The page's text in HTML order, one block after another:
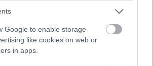
Google to enable storage
like cookies on web or
in apps.
be hozzá a rendezőt,
mást a
és a hivatalos alcímen kívül nem
illetően
4. (USA)